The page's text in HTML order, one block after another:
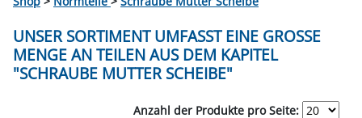
UNSER SORTIMENT UMFASST EINE GROSSE M
ENGE AN TEILEN AUS DEM KAPITEL "
SCHRAUBE MUTTER SCHEIBE"
Anzahl der Produkte pro Seite: